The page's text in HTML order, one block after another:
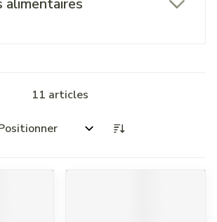
alimentaires
11 articles
par: